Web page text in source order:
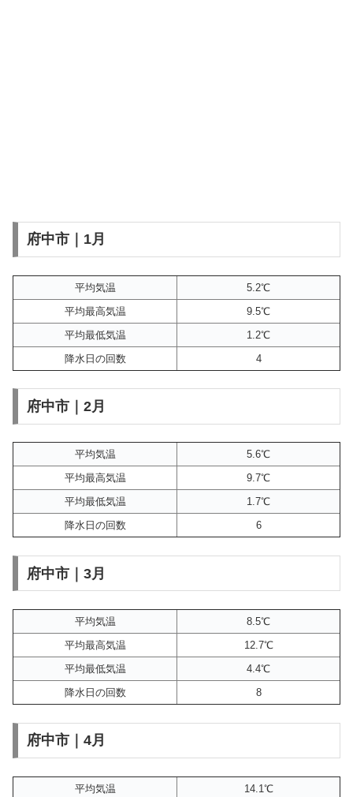
府中市｜1月
平均気温
5.2℃
平均最高気温
9.5℃
平均最低気温
1.2℃
降水日の回数
4
府中市｜2月
平均気温
5.6℃
平均最高気温
9.7℃
平均最低気温
1.7℃
降水日の回数
6
府中市｜3月
平均気温
8.5℃
平均最高気温
12.7℃
平均最低気温
4.4℃
降水日の回数
8
府中市｜4月
平均気温 14.1℃